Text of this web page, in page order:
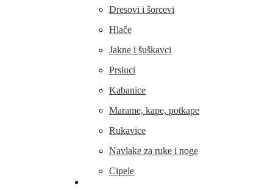
Dresovi i šorcevi
Hlače
Jakne i šuškavci
Prsluci
Kabanice
Marame, kape, potkape
Rukavice
Navlake za ruke i noge
Cipele